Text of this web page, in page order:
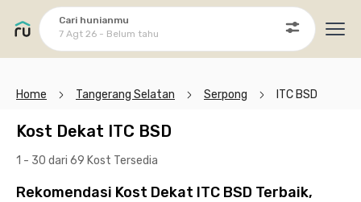
Cari hunianmu
7 Agt 26 - Belum tahu
Home Tangerang Selatan Serpong ITC BSD
Kost Dekat ITC BSD
1 - 30 dari 69 Kost Tersedia
Rekomendasi Kost Dekat ITC BSD Terbaik,